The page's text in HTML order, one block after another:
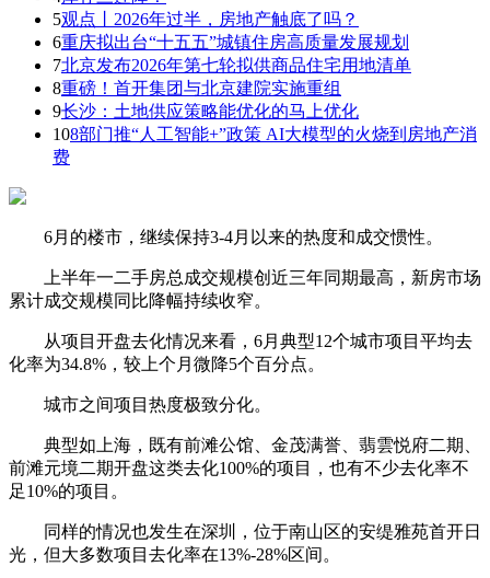
5观点丨2026年过半，房地产触底了吗？
6重庆拟出台“十五五”城镇住房高质量发展规划
7北京发布2026年第七轮拟供商品住宅用地清单
8重磅！首开集团与北京建院实施重组
9长沙：土地供应策略能优化的马上优化
108部门推“人工智能+”政策 AI大模型的火烧到房地产消
费
6月的楼市，继续保持3-4月以来的热度和成交惯性。
上半年一二手房总成交规模创近三年同期最高，新房市场
累计成交规模同比降幅持续收窄。
从项目开盘去化情况来看，6月典型12个城市项目平均去
化率为34.8%，较上个月微降5个百分点。
城市之间项目热度极致分化。
典型如上海，既有前滩公馆、金茂满誉、翡雲悦府二期、
前滩元境二期开盘这类去化100%的项目，也有不少去化率不
足10%的项目。
同样的情况也发生在深圳，位于南山区的安缇雅苑首开日
光，但大多数项目去化率在13%-28%区间。